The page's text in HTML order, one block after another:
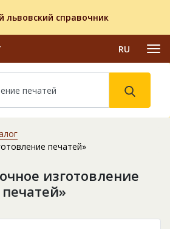
львовский справочник
RU
печатей»
изготовление
печатей»